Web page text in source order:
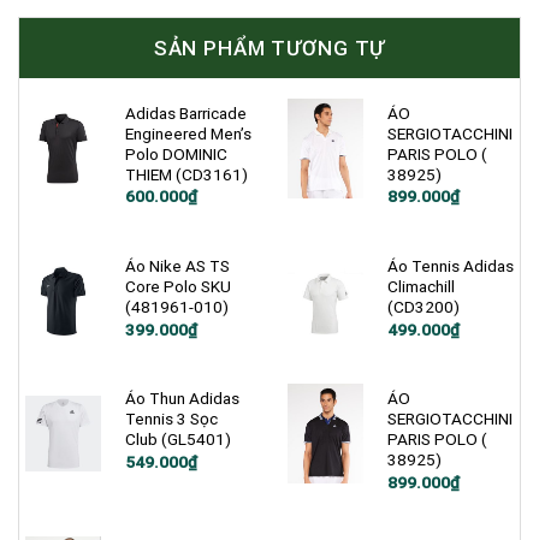
SẢN PHẨM TƯƠNG TỰ
Adidas Barricade
Engineered Men’s
Polo DOMINIC
THIEM (CD3161)
Giá
600.000₫
Giá
600.000₫.
ÁO
SERGIOTACCHINI
PARIS POLO (
38925)
899.000₫
Áo Nike AS TS
Core Polo SKU
(481961-010)
Giá
399.000₫
Giá
399.000₫.
Áo Tennis Adidas
Climachill
(CD3200)
Giá
499.000₫
Giá
499.000₫.
Áo Thun Adidas
Tennis 3 Sọc
Club (GL5401)
Giá
549.000₫
Giá
ÁO
SERGIOTACCHINI
PARIS POLO (
38925)
899.000₫